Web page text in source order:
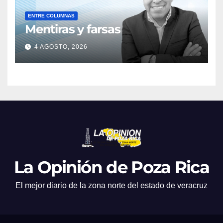
ENTRE COLUMNAS
Mentiras y farsas
4 AGOSTO, 2026
La Opinión de Poza Rica
El mejor diario de la zona norte del estado de veracruz